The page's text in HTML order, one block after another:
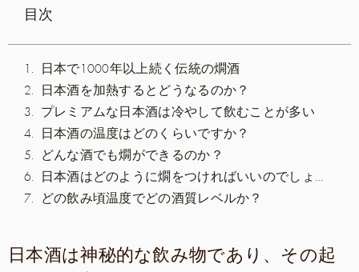
目次
日本で1000年以上続く伝統の燗酒
日本酒を加熱するとどうなるのか？
プレミアムな日本酒は冷やして飲むことが多い
日本酒の温度はどのくらいですか？
どんな酒でも燗ができるのか？
どの飲み頃温度でどの酒質レベルか？
日本酒は神秘的な飲み物であり、その起